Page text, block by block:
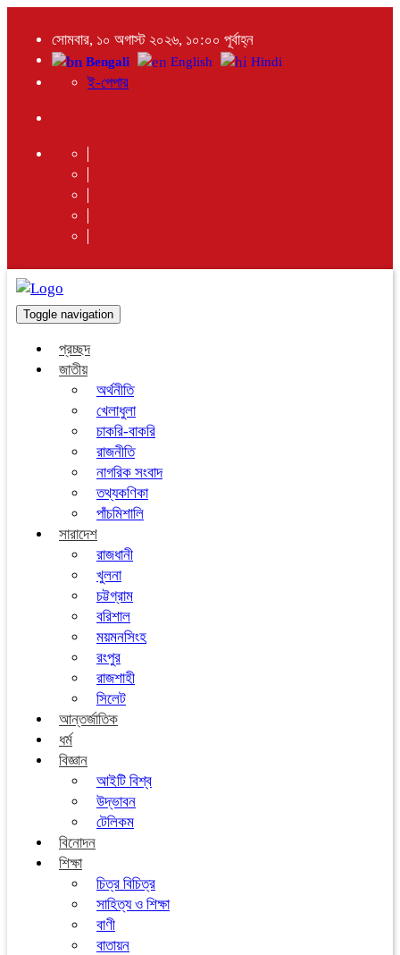
সোমবার, ১০ অগাস্ট ২০২৬, ১০:০০ পূর্বাহ্ন
Bengali English Hindi
ই-পেপার
Toggle navigation
প্রচ্ছদ
জাতীয়
অর্থনীতি
খেলাধুলা
চাকরি-বাকরি
রাজনীতি
নাগরিক সংবাদ
তথ্যকণিকা
পাঁচমিশালি
সারাদেশ
রাজধানী
খুলনা
চট্টগ্রাম
বরিশাল
ময়মনসিংহ
রংপুর
রাজশাহী
সিলেট
আন্তর্জাতিক
ধর্ম
বিজ্ঞান
আইটি বিশ্ব
উদ্ভাবন
টেলিকম
বিনোদন
শিক্ষা
চিত্র বিচিত্র
সাহিত্য ও শিক্ষা
বাণী
বাতায়ন